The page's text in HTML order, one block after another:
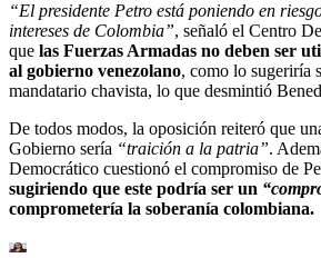
“El presidente Petro está poniendo en
intereses de Colombia”, señaló el Centro
que las Fuerzas Armadas no deben ser
al gobierno venezolano, como lo sugeriría
mandatario chavista, lo que desmintió
De todos modos, la oposición reiteró que
Gobierno sería “traición a la patria”.
Democrático cuestionó el compromiso de
sugiriendo que este podría ser un
comprometería la soberanía colombiana.